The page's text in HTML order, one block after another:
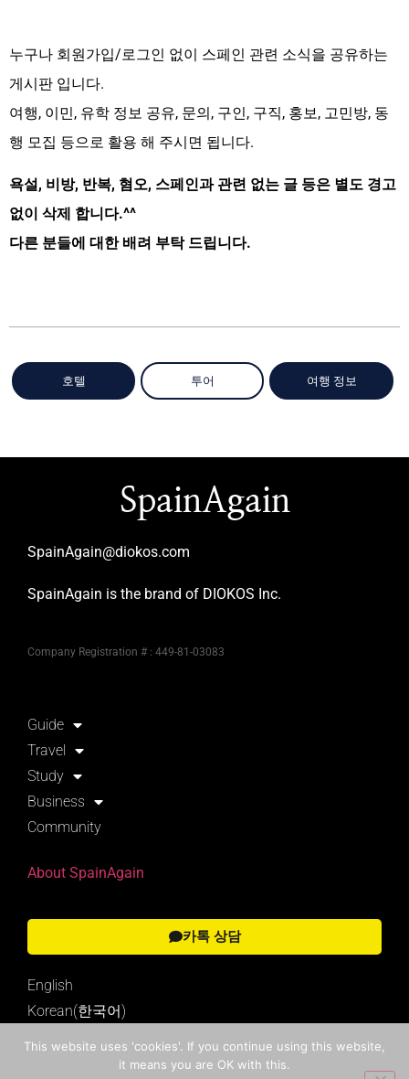
누구나 회원가입/로그인 없이 스페인 관련 소식을 공유하는
게시판 입니다.
여행, 이민, 유학 정보 공유, 문의, 구인, 구직, 홍보, 고민방, 동
행 모집 등으로 활용 해 주시면 됩니다.
욕설, 비방, 반복, 혐오, 스페인과 관련 없는 글 등은 별도 경고
없이 삭제 합니다.^^
다른 분들에 대한 배려 부탁 드립니다.
호텔 투어 여행 정보
SpainAgain
SpainAgain@diokos.com
SpainAgain is the brand of DIOKOS Inc.
Company Registration # : 449-81-03083
Guide
Travel
Study
Business
Community
About SpainAgain
카톡 상담
English
Korean(한국어)
This website uses 'cookies'. If you continue using this website,
it means you are OK with this.